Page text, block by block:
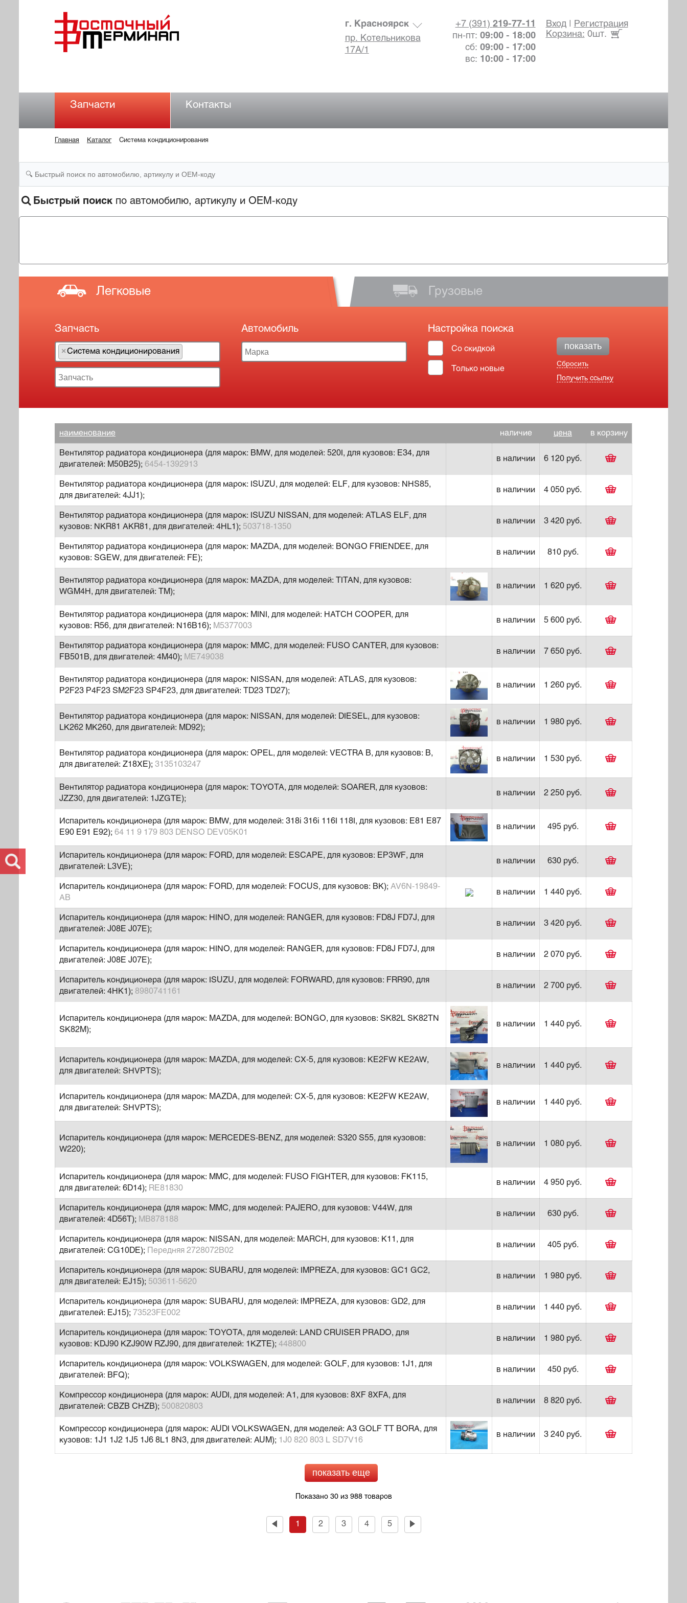
Вход|
Регистрация
Корзина: 0шт.
+7 (391) 219-77-11
пн-пт: 09:00 - 18:00
сб: 09:00 - 17:00
вс: 10:00 - 17:00
г. Красноярск
пр. Котельникова
17А/1
Запчасти Контакты
Главная Каталог Система кондиционирования
Быстрый поиск по автомобилю, артикулу и OEM-коду
Легковые Грузовые
Запчасть
×Система кондиционирования
Автомобиль Настройка поиска
Со скидкой
Только новые
показать
Сбросить
Получить ссылку
наименование наличие цена в корзину
Вентилятор радиатора кондиционера (для марок: BMW, для моделей: 520I, для кузовов: E34, для
двигателей: M50B25); 6454-1392913
в наличии 6 120 руб.
Вентилятор радиатора кондиционера (для марок: ISUZU, для моделей: ELF, для кузовов: NHS85,
для двигателей: 4JJ1);
в наличии 4 050 руб.
Вентилятор радиатора кондиционера (для марок: ISUZU NISSAN, для моделей: ATLAS ELF, для
кузовов: NKR81 AKR81, для двигателей: 4HL1); 503718-1350
в наличии 3 420 руб.
Вентилятор радиатора кондиционера (для марок: MAZDA, для моделей: BONGO FRIENDEE, для
кузовов: SGEW, для двигателей: FE);
в наличии 810 руб.
Вентилятор радиатора кондиционера (для марок: MAZDA, для моделей: TITAN, для кузовов:
WGM4H, для двигателей: TM);
в наличии 1 620 руб.
Вентилятор радиатора кондиционера (для марок: MINI, для моделей: HATCH COOPER, для
кузовов: R56, для двигателей: N16B16); M5377003
в наличии 5 600 руб.
Вентилятор радиатора кондиционера (для марок: MMC, для моделей: FUSO CANTER, для кузовов:
FB501B, для двигателей: 4M40); ME749038
в наличии 7 650 руб.
Вентилятор радиатора кондиционера (для марок: NISSAN, для моделей: ATLAS, для кузовов:
P2F23 P4F23 SM2F23 SP4F23, для двигателей: TD23 TD27);
в наличии 1 260 руб.
Вентилятор радиатора кондиционера (для марок: NISSAN, для моделей: DIESEL, для кузовов:
LK262 MK260, для двигателей: MD92);
в наличии 1 980 руб.
Вентилятор радиатора кондиционера (для марок: OPEL, для моделей: VECTRA B, для кузовов: B,
для двигателей: Z18XE); 3135103247
в наличии 1 530 руб.
Вентилятор радиатора кондиционера (для марок: TOYOTA, для моделей: SOARER, для кузовов:
JZZ30, для двигателей: 1JZGTE);
в наличии 2 250 руб.
Испаритель кондиционера (для марок: BMW, для моделей: 318i 316i 116I 118I, для кузовов: E81 E87
E90 E91 E92); 64 11 9 179 803 DENSO DEV05K01
в наличии 495 руб.
Испаритель кондиционера (для марок: FORD, для моделей: ESCAPE, для кузовов: EP3WF, для
двигателей: L3VE);
в наличии 630 руб.
Испаритель кондиционера (для марок: FORD, для моделей: FOCUS, для кузовов: BK); AV6N-19849-
AB
в наличии 1 440 руб.
Испаритель кондиционера (для марок: HINO, для моделей: RANGER, для кузовов: FD8J FD7J, для
двигателей: J08E J07E);
в наличии 3 420 руб.
Испаритель кондиционера (для марок: HINO, для моделей: RANGER, для кузовов: FD8J FD7J, для
двигателей: J08E J07E);
в наличии 2 070 руб.
Испаритель кондиционера (для марок: ISUZU, для моделей: FORWARD, для кузовов: FRR90, для
двигателей: 4HK1); 8980741161
в наличии 2 700 руб.
Испаритель кондиционера (для марок: MAZDA, для моделей: BONGO, для кузовов: SK82L SK82TN
SK82M);
в наличии 1 440 руб.
Испаритель кондиционера (для марок: MAZDA, для моделей: CX-5, для кузовов: KE2FW KE2AW,
для двигателей: SHVPTS);
в наличии 1 440 руб.
Испаритель кондиционера (для марок: MAZDA, для моделей: CX-5, для кузовов: KE2FW KE2AW,
для двигателей: SHVPTS);
в наличии 1 440 руб.
Испаритель кондиционера (для марок: MERCEDES-BENZ, для моделей: S320 S55, для кузовов:
W220);
в наличии 1 080 руб.
Испаритель кондиционера (для марок: MMC, для моделей: FUSO FIGHTER, для кузовов: FK115,
для двигателей: 6D14); RE81830
в наличии 4 950 руб.
Испаритель кондиционера (для марок: MMC, для моделей: PAJERO, для кузовов: V44W, для
двигателей: 4D56T); MB878188
в наличии 630 руб.
Испаритель кондиционера (для марок: NISSAN, для моделей: MARCH, для кузовов: K11, для
двигателей: CG10DE);
Передняя 2728072B02
в наличии 405 руб.
Испаритель кондиционера (для марок: SUBARU, для моделей: IMPREZA, для кузовов: GC1 GC2,
для двигателей: EJ15); 503611-5620
в наличии 1 980 руб.
Испаритель кондиционера (для марок: SUBARU, для моделей: IMPREZA, для кузовов: GD2, для
двигателей: EJ15); 73523FE002
в наличии 1 440 руб.
Испаритель кондиционера (для марок: TOYOTA, для моделей: LAND CRUISER PRADO, для
кузовов: KDJ90 KZJ90W RZJ90, для двигателей: 1KZTE); 448800
в наличии 1 980 руб.
Испаритель кондиционера (для марок: VOLKSWAGEN, для моделей: GOLF, для кузовов: 1J1, для
двигателей: BFQ);
в наличии 450 руб.
Компрессор кондиционера (для марок: AUDI, для моделей: A1, для кузовов: 8XF 8XFA, для
двигателей: CBZB CHZB); 500820803
в наличии 8 820 руб.
Компрессор кондиционера (для марок: AUDI VOLKSWAGEN, для моделей: A3 GOLF TT BORA, для
кузовов: 1J1 1J2 1J5 1J6 8L1 8N3, для двигателей: AUM); 1J0 820 803 L SD7V16
в наличии 3 240 руб.
показать еще
Показано 30 из 988 товаров
1 2 3 4 5